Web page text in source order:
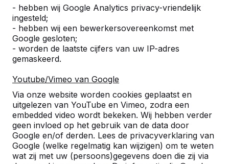
- hebben wij Google Analytics privacy-vriendelijk
ingesteld;
- hebben wij een bewerkersovereenkomst met
Google gesloten;
- worden de laatste cijfers van uw IP-adres
gemaskeerd.
Youtube/Vimeo van Google
Via onze website worden cookies geplaatst en
uitgelezen van YouTube en Vimeo, zodra een
embedded video wordt bekeken. Wij hebben verder
geen invloed op het gebruik van de data door
Google en/of derden. Lees de privacyverklaring van
Google (welke regelmatig kan wijzigen) om te weten
wat zij met uw (persoons)gegevens doen die zij via
Pingpongtafels -->
Een speltafel voor oneindig
buitenspeelplezier:
weerbestendig, oerdegelijk en
daarom dus een duurzame
keuze.
Voetvolleybal is een
van tafeltennis en
op een schoolplein,
openbare ruimte.